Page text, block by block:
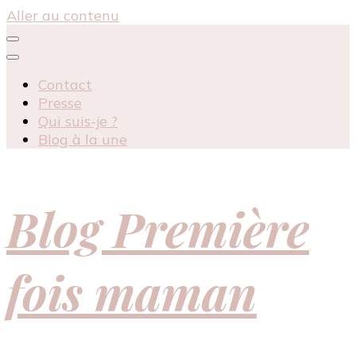
Aller au contenu
Contact
Presse
Qui suis-je ?
Blog à la une
Blog Première
fois maman